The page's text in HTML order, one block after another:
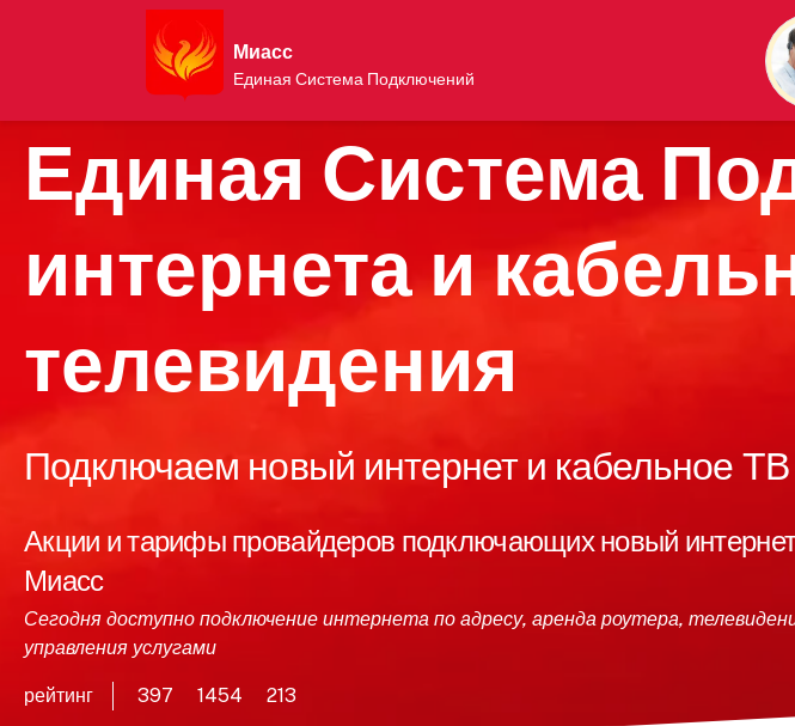
Миасс
Единая Система Подключений
Единая Система
интернета и
телевидения
Подключаем новый интернет и кабельное ТВ
Акции и тарифы провайдеров подключающих новый
Миасс
Сегодня доступно подключение интернета по адресу, аренда роутера,
управления услугами
рейтинг 397 1454 213